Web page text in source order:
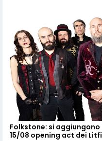
Folkstone: si
15/08 opening act dei